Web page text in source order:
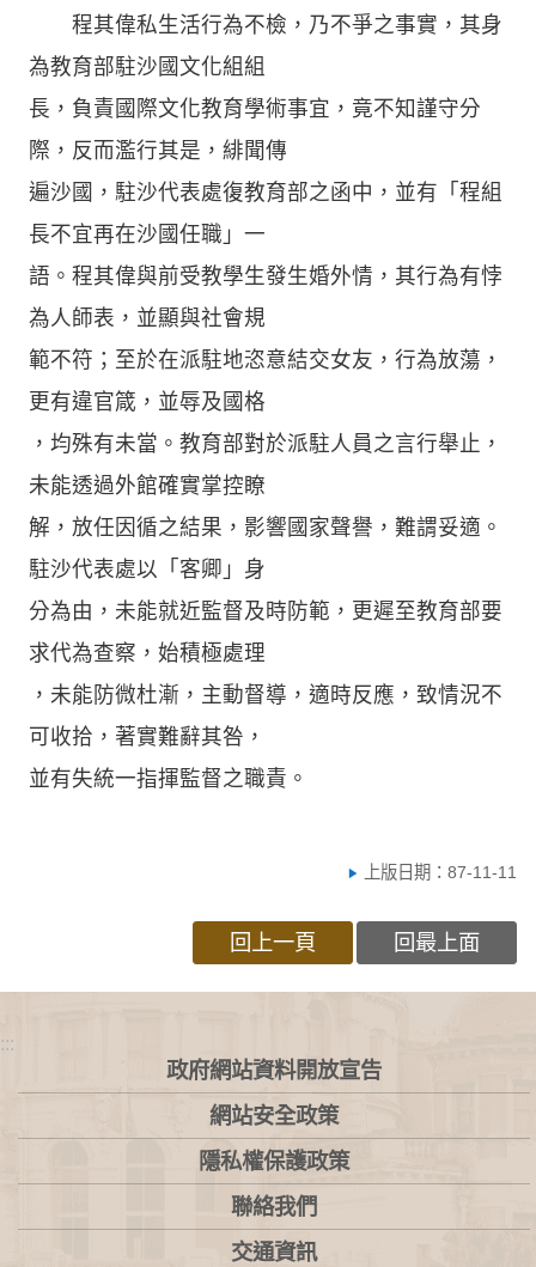
程其偉私生活行為不檢，乃不爭之事實，其身
為教育部駐沙國文化組組
長，負責國際文化教育學術事宜，竟不知謹守分
際，反而濫行其是，緋聞傳
遍沙國，駐沙代表處復教育部之函中，並有「程組
長不宜再在沙國任職」一
語。程其偉與前受教學生發生婚外情，其行為有悖
為人師表，並顯與社會規
範不符；至於在派駐地恣意結交女友，行為放蕩，
更有違官箴，並辱及國格
，均殊有未當。教育部對於派駐人員之言行舉止，
未能透過外館確實掌控瞭
解，放任因循之結果，影響國家聲譽，難謂妥適。
駐沙代表處以「客卿」身
分為由，未能就近監督及時防範，更遲至教育部要
求代為查察，始積極處理
，未能防微杜漸，主動督導，適時反應，致情況不
可收拾，著實難辭其咎，
並有失統一指揮監督之職責。
上版日期：87-11-11
回上一頁 回最上面
:::
政府網站資料開放宣告
網站安全政策
隱私權保護政策
聯絡我們
交通資訊